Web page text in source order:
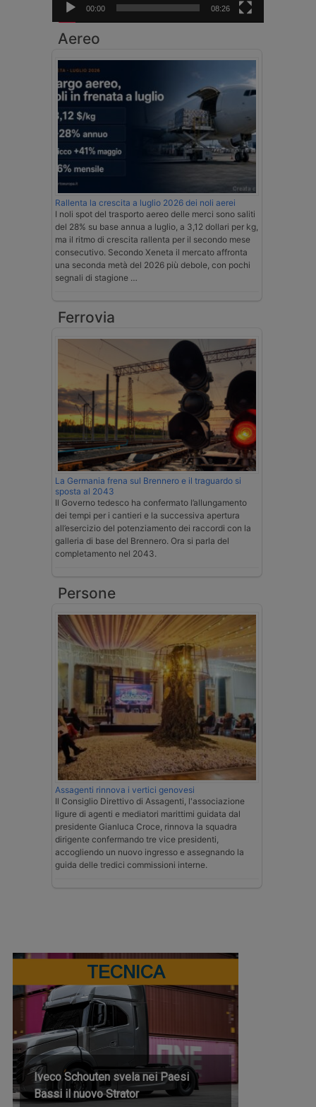
00:00 08:26
Aereo
Rallenta la crescita a luglio 2026 dei noli aerei
I noli spot del trasporto aereo delle merci sono saliti
del 28% su base annua a luglio, a 3,12 dollari per kg,
ma il ritmo di crescita rallenta per il secondo mese
consecutivo. Secondo Xeneta il mercato affronta
una seconda metà del 2026 più debole, con pochi
segnali di stagione …
Ferrovia
La Germania frena sul Brennero e il traguardo si
sposta al 2043
Il Governo tedesco ha confermato l’allungamento
dei tempi per i cantieri e la successiva apertura
all’esercizio del potenziamento dei raccordi con la
galleria di base del Brennero. Ora si parla del
completamento nel 2043.
Persone
Assagenti rinnova i vertici genovesi
Il Consiglio Direttivo di Assagenti, l'associazione
ligure di agenti e mediatori marittimi guidata dal
presidente Gianluca Croce, rinnova la squadra
dirigente confermando tre vice presidenti,
accogliendo un nuovo ingresso e assegnando la
guida delle tredici commissioni interne.
TECNICA
Iveco Schouten svela nei Paesi
Bassi il nuovo Strator